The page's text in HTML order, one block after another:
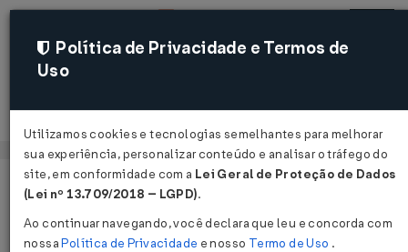
Acessar
Página Inicial
Legislações
Política de Privacidade e Termos de
Uso
Utilizamos cookies e tecnologias semelhantes para melhorar
sua experiência, personalizar conteúdo e analisar o tráfego do
site, em conformidade com a Lei Geral de Proteção de Dados
(Lei nº 13.709/2018 – LGPD).
Ao continuar navegando, você declara que leu e concorda com
nossaPolítica de Privacidade e nosso Termo de Uso .